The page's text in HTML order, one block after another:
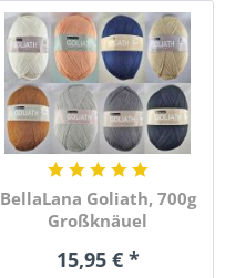
BellaLana Goliath, 700g
Großknäuel
15,95 € *